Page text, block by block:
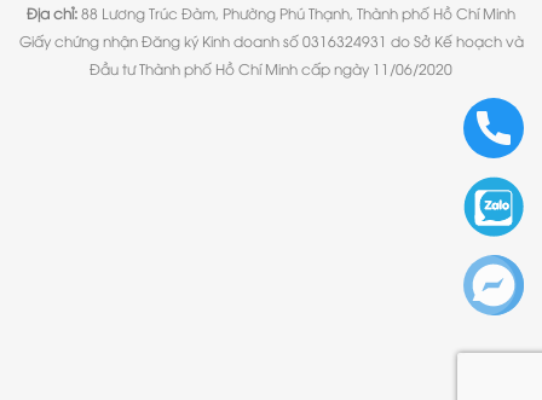
Địa chỉ:88 Lương Trúc Đàm, Phường Phú Thạnh, Thành phố Hồ Chí Minh
Giấy chứng nhận Đăng ký Kinh doanh số 0316324931 do Sở Kế hoạch và
Đầu tư Thành phố Hồ Chí Minh cấp ngày 11/06/2020